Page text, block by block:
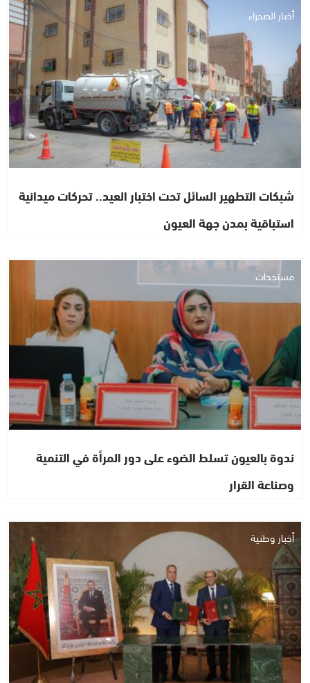
أخبار الصحراء
شبكات التطهير السائل تحت اختبار العيد.. تحركات ميدانية
استباقية بمدن جهة العيون
مستجدات
ندوة بالعيون تسلط الضوء على دور المرأة في التنمية
وصناعة القرار
أخبار وطنية